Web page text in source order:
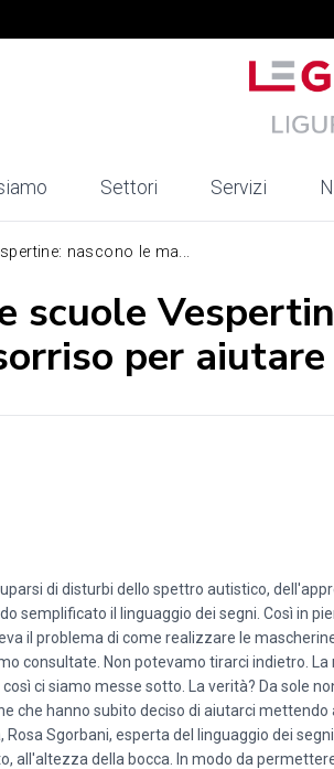
Settori Servizi
nascono le ma...
scuole
per
di disturbi dello spettro autistico,
semplificato il linguaggio dei segni. Così in
il problema di come realizzare le
consultate. Non potevamo tirarci indietro.
ci siamo messe sotto. La verità? Da sole
che hanno subito deciso di aiutarci
Sgorbani, esperta del linguaggio dei
all'altezza della bocca. In modo da